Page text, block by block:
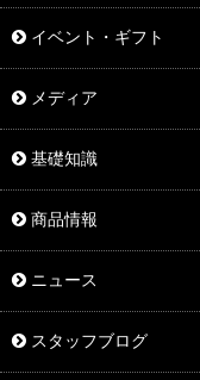
イベント・ギフト
メディア
基礎知識
商品情報
ニュース
スタッフブログ